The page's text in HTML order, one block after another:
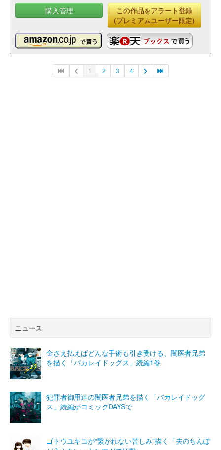
購入管理
この作品をアラート登録
(プレミアムユーザー限定)
1 2 3 4
ニュース
金さえ払えばどんな手術も引き受ける、闇医者兄弟
を描く「バカレイドッグス」続編1巻
犯罪者御用達の闇医者兄弟を描く「バカレイドッグ
ス」続編がコミックDAYSで
ゴトウユキコが“繋がれない苦しみ”描く「夫のちんぽ